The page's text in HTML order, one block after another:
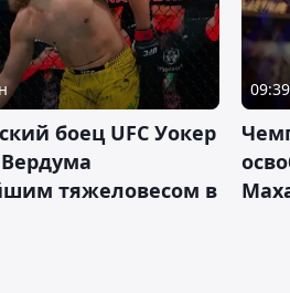
боец UFC Уокер
тяжеловесом в